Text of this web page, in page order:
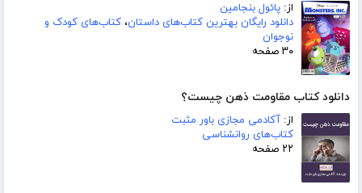
از: پائول بنجامین
دانلود رایگان بهترین کتاب‌های داستان، کتاب‌های کودک و
نوجوان
۳۰ صفحه
دانلود کتاب مقاومت ذهن چیست؟
از: آکادمی مجازی باور مثبت
کتاب‌های روانشناسی
۲۲ صفحه